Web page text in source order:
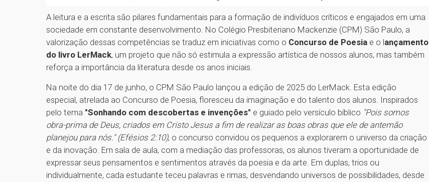
A leitura e a escrita são pilares fundamentais para a formação de indivíduos críticos e engajados em uma
sociedade em constante desenvolvimento. No Colégio Presbiteriano Mackenzie (CPM) São Paulo, a
valorização dessas competências se traduz em iniciativas como o Concurso de Poesia e o lançamento
do livro LerMack, um projeto que não só estimula a expressão artística de nossos alunos, mas também
reforça a importância da literatura desde os anos iniciais.
Na noite do dia 17 de junho, o CPM São Paulo lançou a edição de 2025 do LerMack. Esta edição
especial, atrelada ao Concurso de Poesia, floresceu da imaginação e do talento dos alunos. Inspirados
pelo tema "Sonhando com descobertas e invenções" e guiado pelo versículo bíblico "Pois somos
obra-prima de Deus, criados em Cristo Jesus a fim de realizar as boas obras que ele de antemão
planejou para nós." (Efésios 2:10), o concurso convidou os pequenos a explorarem o universo da criação
e da inovação. Em sala de aula, com a mediação das professoras, os alunos tiveram a oportunidade de
expressar seus pensamentos e sentimentos através da poesia e da arte. Em duplas, trios ou
individualmente, cada estudante teceu palavras e rimas, desvendando universos de possibilidades, desde